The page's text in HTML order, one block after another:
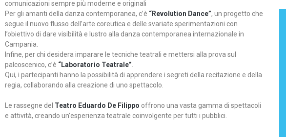
comunicazioni sempre più moderne e originali
Per gli amanti della danza contemporanea, c’è “Revolution Dance”, un progetto che
segue il nuovo flusso dell’arte coreutica e delle svariate sperimentazioni con
l’obiettivo di dare visibilità e lustro alla danza contemporanea internazionale in
Campania.
Infine, per chi desidera imparare le tecniche teatrali e mettersi alla prova sul
palcoscenico, c’è “Laboratorio Teatrale”
Qui, i partecipanti hanno la possibilità di apprendere i segreti della recitazione e della
regia, collaborando alla creazione di uno spettacolo.
Le rassegne del Teatro Eduardo De Filippo offrono una vasta gamma di spettacoli
e attività, creando un’esperienza teatrale coinvolgente per tutti i pubblici.